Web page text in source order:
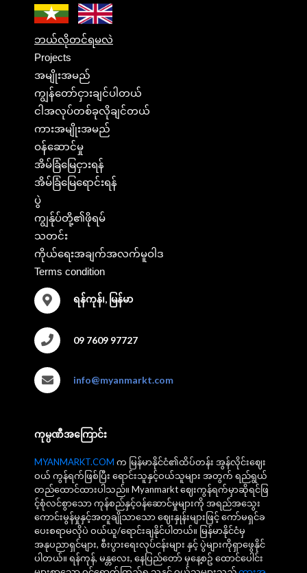
ဘယ်လိုတင်ရမလဲ
Projects
အမျိုးအမည်
ကျွန်တော်ငှားချင်ပါတယ်
ငါအလုပ်တစ်ခုလိုချင်တယ်
ကားအမျိုးအမည်
ဝန်ဆောင်မှု
အိမ်ခြံမြေငှားရန်
အိမ်ခြံမြေရောင်းရန်
ပွဲ
ကျွန်ုပ်တို့၏ဖိုရမ်
သတင်း
ကိုယ်ရေးအချက်အလက်မူဝါဒ
Terms condition
ရန်ကုန်၊, မြန်မာ
09 7609 97727
info@myanmarkt.com
ကုမ္ပဏီအကြောင်း
MYANMARKT.COM က မြန်မာနိုင်ငံ၏ထိပ်တန်း အွန်လိုင်းဈေး
ဝယ် ကွန်ရက်ဖြစ်ပြီး ရောင်းသူနှင့်ဝယ်သူများ အတွက် ရည်ရွယ်
တည်ထောင်ထားပါသည်။ Myanmarkt ဈေးကွန်ရက်မှာဆိုရင်ဖြ
င့်စုံလင်စွာသော ကုန်စည်နှင့်ဝန်ဆောင်မှုများကို အရည်အသွေး
ကောင်းမွန်မှုနှင့်အတူချိုသာသော ဈေးနှုန်းများဖြင့် ကော်မရှင်ခ
ပေးစရာမလိုပဲ ဝယ်ယူ/ရောင်းချနိုင်ပါတယ်။ မြန်မာနိုင်ငံမှ
အနုပညာရှင်များ, စီးပွားရေးလုပ်ငန်းများ နှင့် ပွဲများကိုရှာဖွေနိုင်
ပါတယ်။ ရန်ကုန်, မန္တလေး, နေပြည်တော် မှနေ့စဥ် ထောင်ပေါင်း